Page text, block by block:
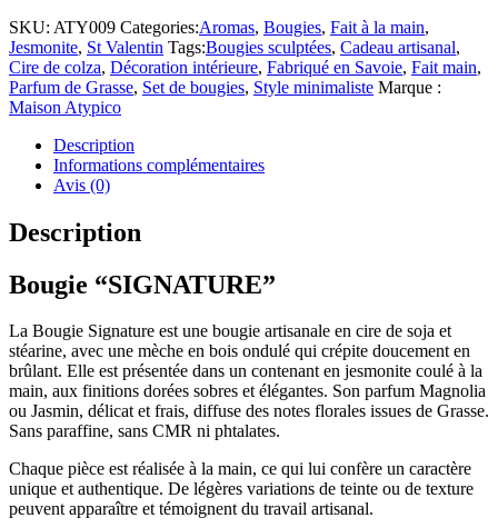
SKU: ATY009 Categories:Aromas, Bougies, Fait à la main,
Jesmonite, St Valentin Tags:Bougies sculptées, Cadeau artisanal,
Cire de colza, Décoration intérieure, Fabriqué en Savoie, Fait main,
Parfum de Grasse, Set de bougies, Style minimaliste Marque :
Maison Atypico
Description
Informations complémentaires
Avis (0)
Description
Bougie “SIGNATURE”
La Bougie Signature est une bougie artisanale en cire de soja et
stéarine, avec une mèche en bois ondulé qui crépite doucement en
brûlant. Elle est présentée dans un contenant en jesmonite coulé à la
main, aux finitions dorées sobres et élégantes. Son parfum Magnolia
ou Jasmin, délicat et frais, diffuse des notes florales issues de Grasse.
Sans paraffine, sans CMR ni phtalates.
Chaque pièce est réalisée à la main, ce qui lui confère un caractère
unique et authentique. De légères variations de teinte ou de texture
peuvent apparaître et témoignent du travail artisanal.